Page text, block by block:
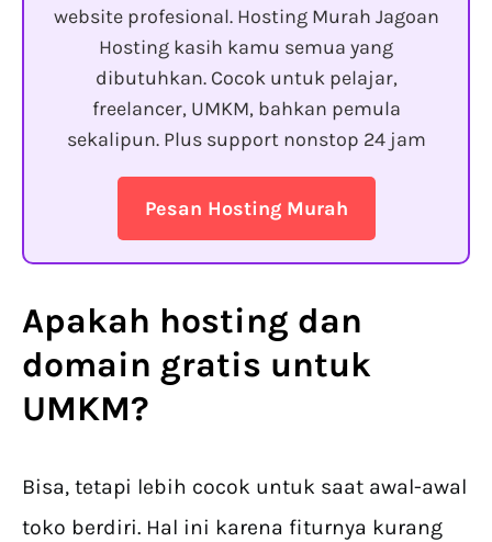
website profesional. Hosting Murah Jagoan
Hosting kasih kamu semua yang
dibutuhkan. Cocok untuk pelajar,
freelancer, UMKM, bahkan pemula
sekalipun. Plus support nonstop 24 jam
Pesan Hosting Murah
Apakah hosting dan
domain gratis untuk
UMKM?
Bisa, tetapi lebih cocok untuk saat awal-awal
toko berdiri. Hal ini karena fiturnya kurang